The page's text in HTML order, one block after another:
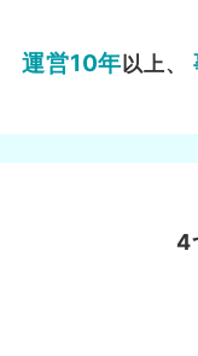
運営10年以上、
4